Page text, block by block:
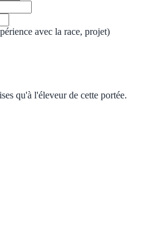
avec la race, projet)
qu'à l'éleveur de cette portée.